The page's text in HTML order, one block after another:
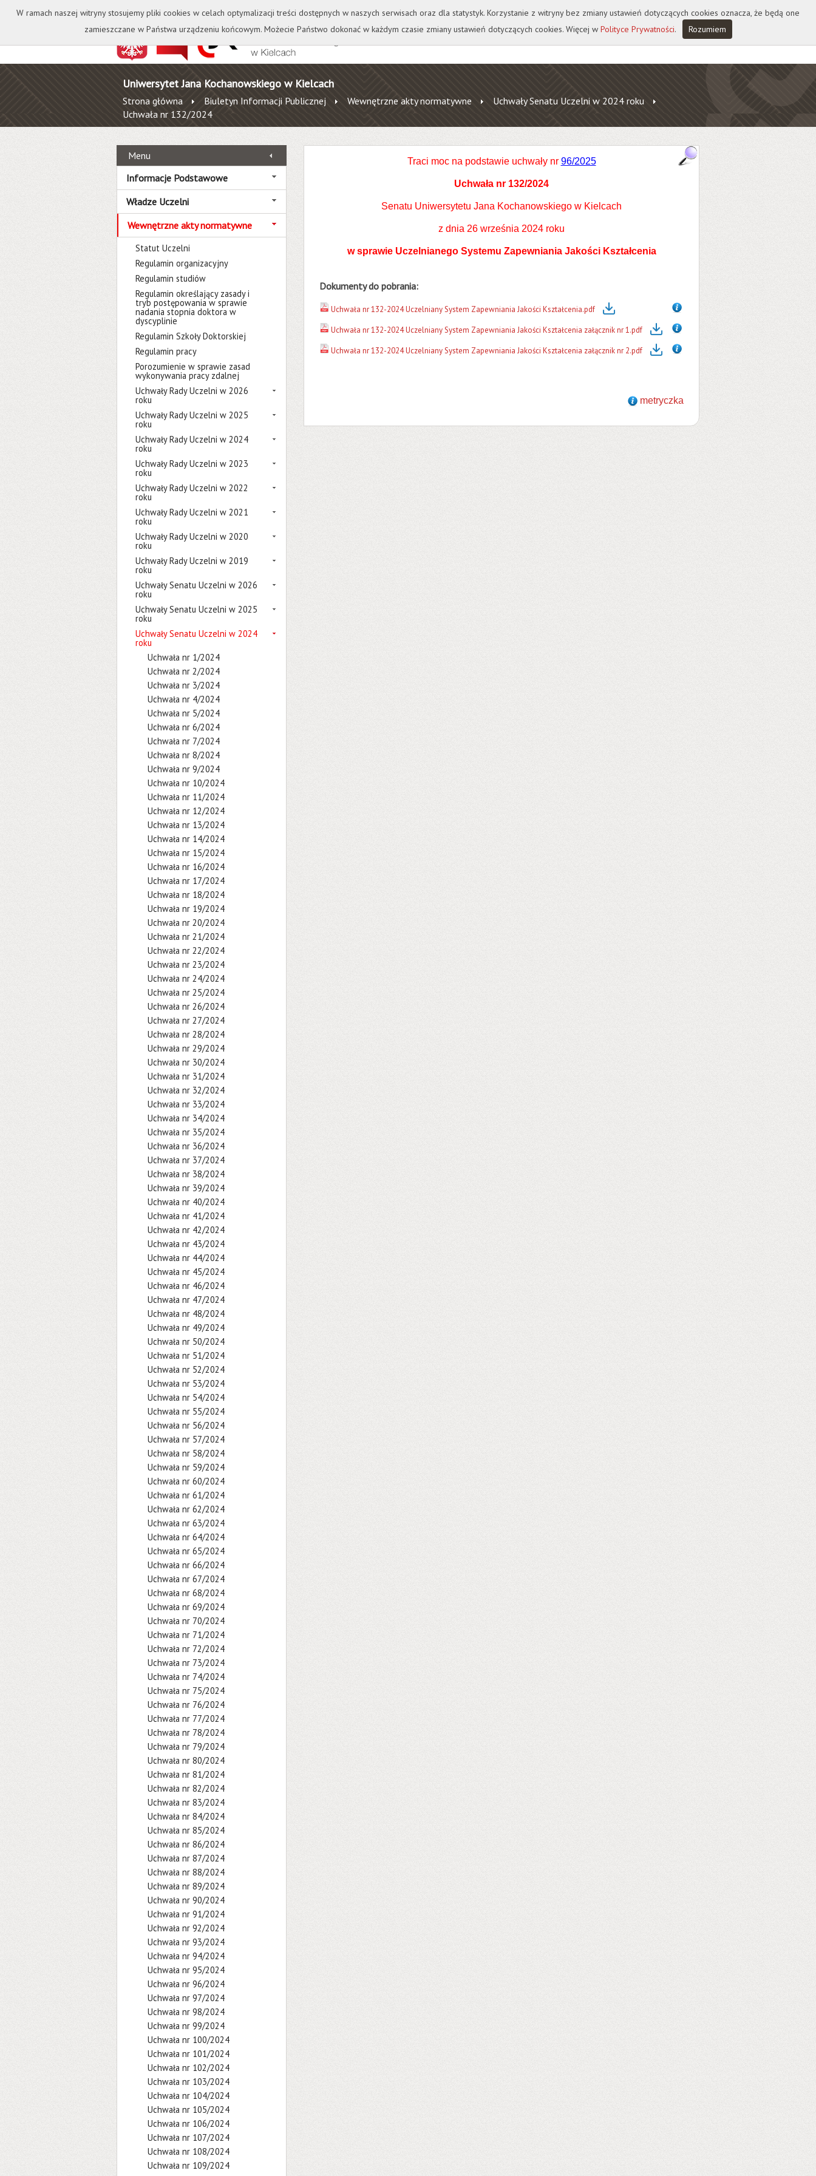
Kontakt Biblioteka Wydawnictwo Wirtualna Uczelnia A A A A
Uniwersytet Jana Kochanowskiego w Kielcach
Strona główna Biuletyn Informacji Publicznej Wewnętrzne akty normatywne
Uchwały Senatu Uczelni w 2024 roku
Uchwała nr 132/2024
Menu
Informacje Podstawowe
Władze Uczelni
Wewnętrzne akty normatywne
Statut Uczelni
Regulamin organizacyjny
Regulamin studiów
Regulamin określający zasady i
tryb postępowania w sprawie
nadania stopnia doktora w
dyscyplinie
Regulamin Szkoły Doktorskiej
Regulamin pracy
Porozumienie w sprawie zasad
wykonywania pracy zdalnej
Uchwały Rady Uczelni w 2026
roku
Uchwały Rady Uczelni w 2025
roku
Uchwały Rady Uczelni w 2024
roku
Uchwały Rady Uczelni w 2023
roku
Uchwały Rady Uczelni w 2022
roku
Uchwały Rady Uczelni w 2021
roku
Uchwały Rady Uczelni w 2020
roku
Uchwały Rady Uczelni w 2019
roku
Uchwały Senatu Uczelni w 2026
roku
Uchwały Senatu Uczelni w 2025
roku
Uchwały Senatu Uczelni w 2024
roku
Uchwała nr 1/2024
Uchwała nr 2/2024
Uchwała nr 3/2024
Uchwała nr 4/2024
Uchwała nr 5/2024
Uchwała nr 6/2024
Uchwała nr 7/2024
Uchwała nr 8/2024
Uchwała nr 9/2024
Uchwała nr 10/2024
Uchwała nr 11/2024
Uchwała nr 12/2024
Uchwała nr 13/2024
Uchwała nr 14/2024
Uchwała nr 15/2024
Uchwała nr 16/2024
Uchwała nr 17/2024
Uchwała nr 18/2024
Uchwała nr 19/2024
Uchwała nr 20/2024
Uchwała nr 21/2024
Uchwała nr 22/2024
Uchwała nr 23/2024
Uchwała nr 24/2024
Uchwała nr 25/2024
Uchwała nr 26/2024
Uchwała nr 27/2024
Uchwała nr 28/2024
Uchwała nr 29/2024
Uchwała nr 30/2024
Uchwała nr 31/2024
Uchwała nr 32/2024
Uchwała nr 33/2024
Uchwała nr 34/2024
Uchwała nr 35/2024
Uchwała nr 36/2024
Uchwała nr 37/2024
Uchwała nr 38/2024
Uchwała nr 39/2024
Uchwała nr 40/2024
Uchwała nr 41/2024
Uchwała nr 42/2024
Uchwała nr 43/2024
Uchwała nr 44/2024
Uchwała nr 45/2024
Uchwała nr 46/2024
Uchwała nr 47/2024
Uchwała nr 48/2024
Uchwała nr 49/2024
Uchwała nr 50/2024
Uchwała nr 51/2024
Uchwała nr 52/2024
Uchwała nr 53/2024
Uchwała nr 54/2024
Uchwała nr 55/2024
Uchwała nr 56/2024
Uchwała nr 57/2024
Uchwała nr 58/2024
Uchwała nr 59/2024
Uchwała nr 60/2024
Uchwała nr 61/2024
Uchwała nr 62/2024
Uchwała nr 63/2024
Uchwała nr 64/2024
Uchwała nr 65/2024
Uchwała nr 66/2024
Uchwała nr 67/2024
Uchwała nr 68/2024
Uchwała nr 69/2024
Uchwała nr 70/2024
Uchwała nr 71/2024
Uchwała nr 72/2024
Uchwała nr 73/2024
Uchwała nr 74/2024
Uchwała nr 75/2024
Uchwała nr 76/2024
Uchwała nr 77/2024
Uchwała nr 78/2024
Uchwała nr 79/2024
Uchwała nr 80/2024
Uchwała nr 81/2024
Uchwała nr 82/2024
Uchwała nr 83/2024
Uchwała nr 84/2024
Uchwała nr 85/2024
Uchwała nr 86/2024
Uchwała nr 87/2024
Uchwała nr 88/2024
Uchwała nr 89/2024
Uchwała nr 90/2024
Uchwała nr 91/2024
Uchwała nr 92/2024
Uchwała nr 93/2024
Uchwała nr 94/2024
Uchwała nr 95/2024
Uchwała nr 96/2024
Uchwała nr 97/2024
Uchwała nr 98/2024
Uchwała nr 99/2024
Uchwała nr 100/2024
Uchwała nr 101/2024
Uchwała nr 102/2024
Uchwała nr 103/2024
Uchwała nr 104/2024
Uchwała nr 105/2024
Uchwała nr 106/2024
Uchwała nr 107/2024
Uchwała nr 108/2024
Uchwała nr 109/2024
Traci moc na podstawie uchwały nr 96/2025
Uchwała nr 132/2024
Senatu Uniwersytetu Jana Kochanowskiego w Kielcach
z dnia 26 września 2024 roku
w sprawie Uczelnianego Systemu Zapewniania Jakości Kształcenia
Dokumenty do pobrania:
Uchwała nr 132-2024 Uczelniany System Zapewniania Jakości Kształcenia.pdf
Uchwała nr 132-2024 Uczelniany System Zapewniania Jakości Kształcenia załącznik nr 1.pdf
Uchwała nr 132-2024 Uczelniany System Zapewniania Jakości Kształcenia załącznik nr 2.pdf
metryczka
W ramach naszej witryny stosujemy pliki cookies w celach optymalizacji treści dostępnych w naszych serwisach oraz dla statystyk. Korzystanie z witryny bez zmiany ustawień dotyczących cookies oznacza, że będą one
zamieszczane w Państwa urządzeniu końcowym. Możecie Państwo dokonać w każdym czasie zmiany ustawień dotyczących cookies. Więcej w Polityce Prywatności. Rozumiem